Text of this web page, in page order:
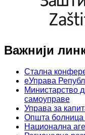
Важнији
Стална
еУправа
Министарство
самоуправе
Управа за
Општа болница
Национална